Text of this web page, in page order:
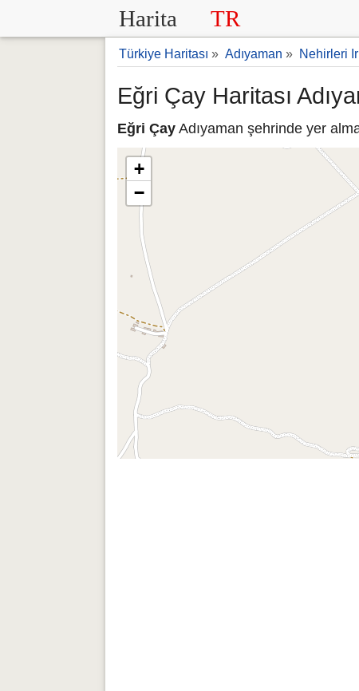
Harita TR
Türkiye Haritası » Adıyaman » Nehirleri
Eğri Çay Haritası
Eğri Çay Adıyaman şehrinde yer
+
−